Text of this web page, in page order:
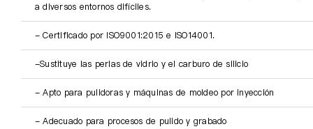
a diversos entornos difíciles.
- Certificado por ISO9001:2015 e ISO14001.
-Sustituye las perlas de vidrio y el carburo de silicio
- Apto para pulidoras y máquinas de moldeo por inyección
- Adecuado para procesos de pulido y grabado